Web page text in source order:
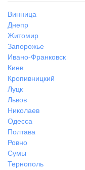
Винница
Днепр
Житомир
Запорожье
Ивано-Франковск
Киев
Кропивницкий
Луцк
Львов
Николаев
Одесса
Полтава
Ровно
Сумы
Тернополь